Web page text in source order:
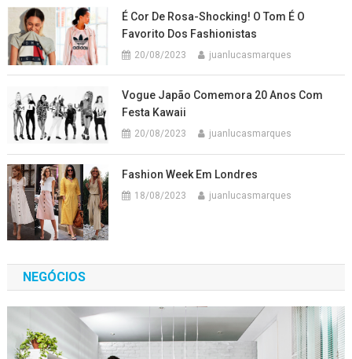
É Cor De Rosa-Shocking! O Tom É O
Favorito Dos Fashionistas
20/08/2023 juanlucasmarques
Vogue Japão Comemora 20 Anos Com
Festa Kawaii
20/08/2023 juanlucasmarques
Fashion Week Em Londres
18/08/2023 juanlucasmarques
NEGÓCIOS